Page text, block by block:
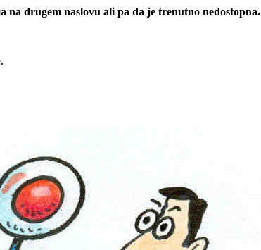
na drugem naslovu ali pa da je trenutno nedostopna.